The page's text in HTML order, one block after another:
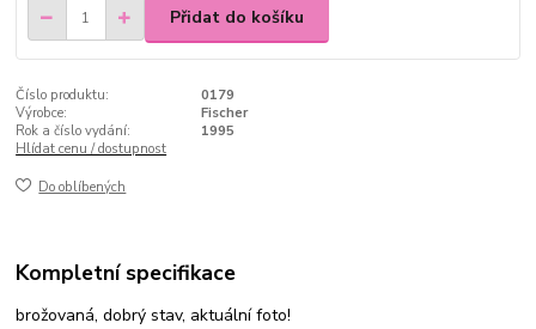
Přidat do košíku
Číslo produktu:
0179
Výrobce:
Fischer
Rok a číslo vydání:
1995
Hlídat cenu / dostupnost
Do oblíbených
Kompletní specifikace
brožovaná, dobrý stav, aktuální foto!